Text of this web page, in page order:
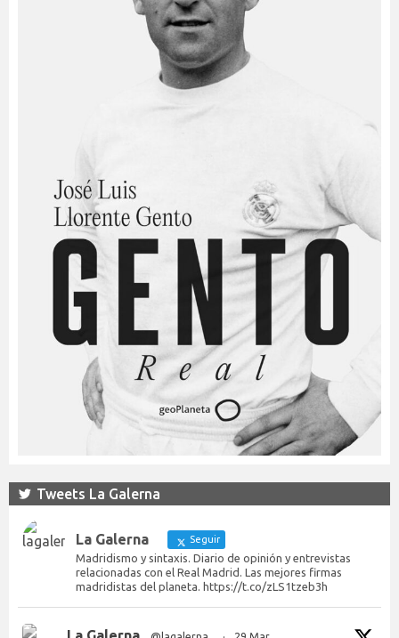
Tweets La Galerna
La Galerna Seguir
Madridismo y sintaxis. Diario de opinión y entrevistas
relacionadas con el Real Madrid. Las mejores firmas
madridistas del planeta. https://t.co/zLS1tzeb3h